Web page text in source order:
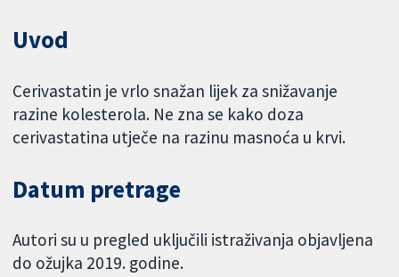
Uvod
Cerivastatin je vrlo snažan lijek za snižavanje
razine kolesterola. Ne zna se kako doza
cerivastatina utječe na razinu masnoća u krvi.
Datum pretrage
Autori su u pregled uključili istraživanja objavljena
do ožujka 2019. godine.